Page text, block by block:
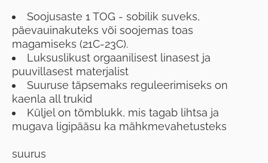
Soojusaste 1 TOG - sobilik suveks,
päevauinakuteks või soojemas toas
magamiseks (21C-23C).
Luksuslikust orgaanilisest linasest ja
puuvillasest materjalist
Suuruse täpsemaks reguleerimiseks on
kaenla all trukid
Küljel on tõmblukk, mis tagab lihtsa ja
mugava ligipääsu ka mähkmevahetusteks
suurus